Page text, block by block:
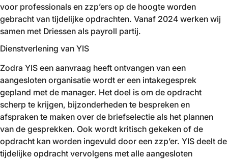
voor professionals en zzp’ers op de hoogte worden
gebracht van tijdelijke opdrachten. Vanaf 2024 werken wij
samen met Driessen als payroll partij.
Dienstverlening van YIS
Zodra YIS een aanvraag heeft ontvangen van een
aangesloten organisatie wordt er een intakegesprek
gepland met de manager. Het doel is om de opdracht
scherp te krijgen, bijzonderheden te bespreken en
afspraken te maken over de briefselectie als het plannen
van de gesprekken. Ook wordt kritisch gekeken of de
opdracht kan worden ingevuld door een zzp’er. YIS deelt de
tijdelijke opdracht vervolgens met alle aangesloten